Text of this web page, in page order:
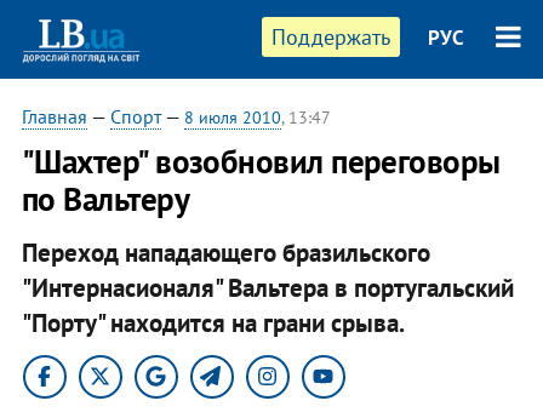
Поддержать РУС
Главная — Спорт— 8 июля 2010, 13:47
"Шахтер" возобновил переговоры
по Вальтеру
Переход нападающего бразильского
"Интернасионаля" Вальтера в португальский
"Порту" находится на грани срыва.